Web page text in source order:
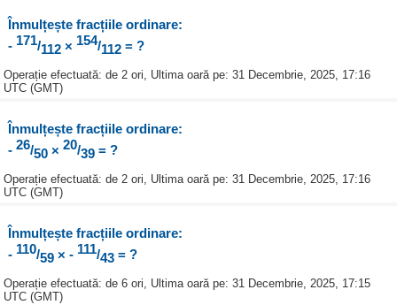
Înmulțește fracțiile ordinare:
- 171/112× 154/112= ?
Operație efectuată: de 2 ori, Ultima oară pe: 31 Decembrie, 2025, 17:16
UTC (GMT)
Înmulțește fracțiile ordinare:
- 26/50× 20/39= ?
Operație efectuată: de 2 ori, Ultima oară pe: 31 Decembrie, 2025, 17:16
UTC (GMT)
Înmulțește fracțiile ordinare:
- 110/59× - 111/43= ?
Operație efectuată: de 6 ori, Ultima oară pe: 31 Decembrie, 2025, 17:15
UTC (GMT)